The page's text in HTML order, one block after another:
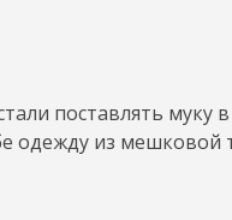
поставлять муку
одежду из мешковой